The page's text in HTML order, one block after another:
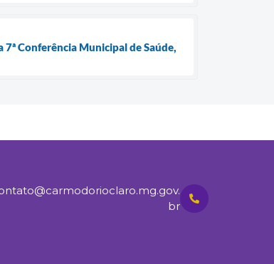
Conferência Municipal de Saúde,
br